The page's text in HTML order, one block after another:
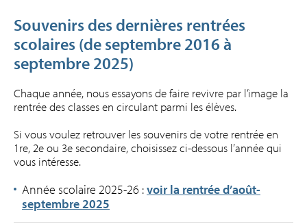
Souvenirs des dernières rentrées
scolaires (de septembre 2016 à
septembre 2025)
Chaque année, nous essayons de faire revivre par l’image la
rentrée des classes en circulant parmi les élèves.
Si vous voulez retrouver les souvenirs de votre rentrée en
1re, 2e ou 3e secondaire, choisissez ci-dessous l’année qui
vous intéresse.
Année scolaire 2025-26 :voir la rentrée d’août-
septembre 2025